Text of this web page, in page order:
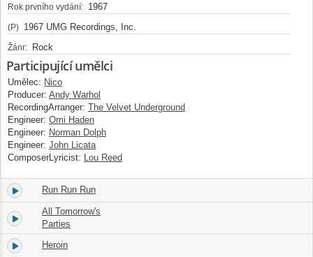
Rok prvního vydání: 1967
(P) 1967 UMG Recordings, Inc.
Žánr: Rock
Participující umělci
Umělec: Nico
Producer: Andy Warhol
RecordingArranger: The Velvet Underground
Engineer: Omi Haden
Engineer: Norman Dolph
Engineer: John Licata
ComposerLyricist: Lou Reed
5. Run Run Run
6.
All Tomorrow's
Parties
7. Heroin